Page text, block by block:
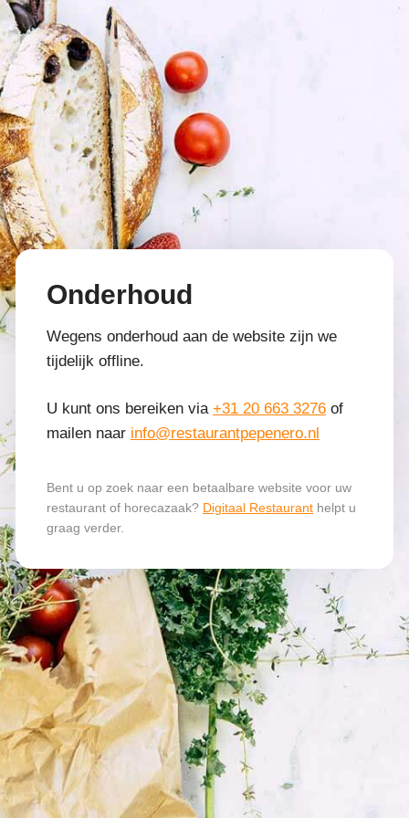
Onderhoud
Wegens onderhoud aan de website zijn we
tijdelijk offline.
U kunt ons bereiken via +31 20 663 3276 of
mailen naar info@restaurantpepenero.nl
Bent u op zoek naar een betaalbare website voor uw
restaurant of horecazaak? Digitaal Restaurant helpt u
graag verder.